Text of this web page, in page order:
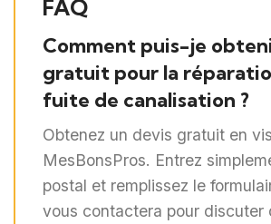
FAQ
Comment puis-je
gratuit pour la
fuite de canalisation ?
Obtenez un devis gratuit en
MesBonsPros. Entrez
postal et remplissez le
vous contactera pour discuter